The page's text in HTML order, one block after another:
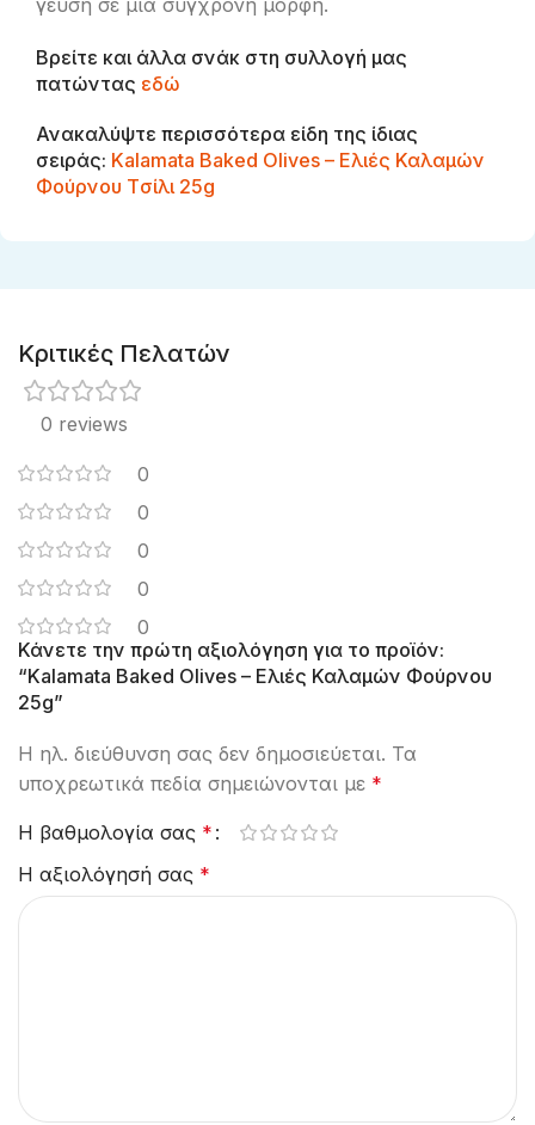
γεύση σε μια σύγχρονη μορφή.
Βρείτε και άλλα σνάκ στη συλλογή μας
πατώντας εδώ
Ανακαλύψτε περισσότερα είδη της ίδιας
σειράς: Kalamata Baked Olives – Eλιές Καλαμών
Φούρνου Tσίλι 25g
Κριτικές Πελατών
0 reviews
0
0
0
0
0
Κάνετε την πρώτη αξιολόγηση για το προϊόν:
“Kalamata Baked Olives – Eλιές Καλαμών Φούρνου
25g”
Η ηλ. διεύθυνση σας δεν δημοσιεύεται. Τα
υποχρεωτικά πεδία σημειώνονται με *
Η βαθμολογία σας *
Η αξιολόγησή σας *